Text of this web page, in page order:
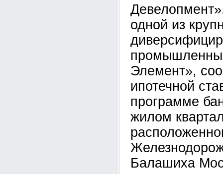
одной из
Элемент»,
ипотечной
программе
жилом
Балашиха